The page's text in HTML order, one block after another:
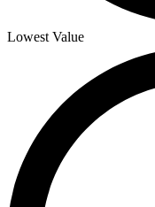
Lowest Value